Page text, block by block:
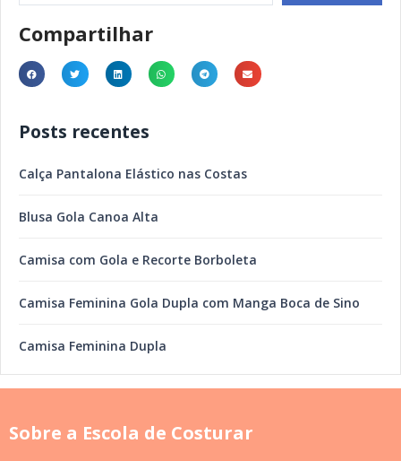
Compartilhar
Posts recentes
Calça Pantalona Elástico nas Costas
Blusa Gola Canoa Alta
Camisa com Gola e Recorte Borboleta
Camisa Feminina Gola Dupla com Manga Boca de Sino
Camisa Feminina Dupla
Sobre a Escola de Costurar